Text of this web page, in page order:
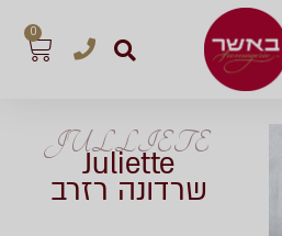
0
JULLIETE
Juliette
שרדונה רזרב